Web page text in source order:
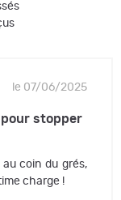
le 07/06/2025
stopper
coin du grés,
charge !